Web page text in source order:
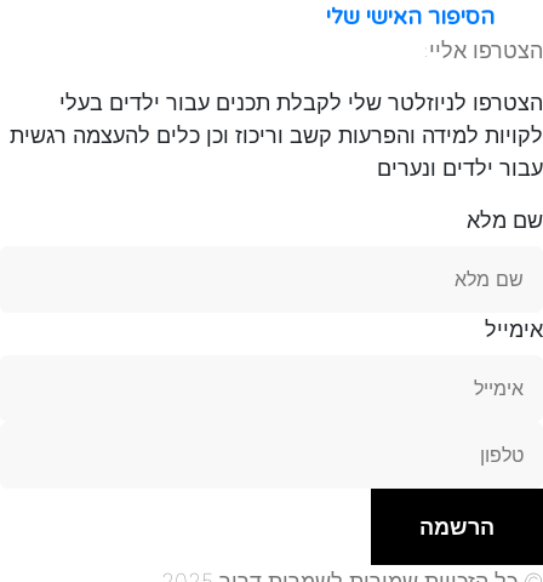
הסיפור האישי שלי
הצטרפו אליי:
הצטרפו לניוזלטר שלי לקבלת תכנים עבור ילדים בעלי
לקויות למידה והפרעות קשב וריכוז וכן כלים להעצמה רגשית
עבור ילדים ונערים
שם מלא
אימייל
הרשמה